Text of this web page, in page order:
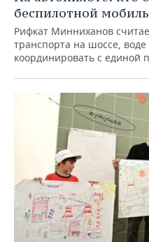
беспилотной
Рифкат Минниханов
транспорта на шоссе, воде
координировать с единой